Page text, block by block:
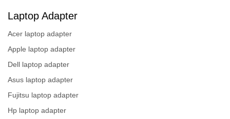
Laptop Adapter
Acer laptop adapter
Apple laptop adapter
Dell laptop adapter
Asus laptop adapter
Fujitsu laptop adapter
Hp laptop adapter